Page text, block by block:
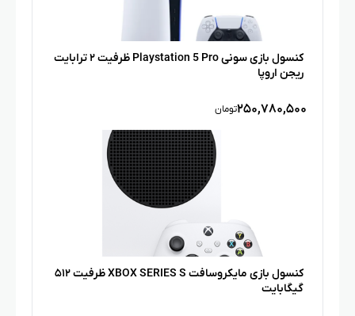
کنسول بازی سونی Playstation 5 Pro ظرفیت ۲ ترابایت
ریجن اروپا
۲۵۰,۷۸۰,۵۰۰تومان
کنسول بازی مایکروسافت XBOX SERIES S ظرفیت ۵۱۲
گیگابایت